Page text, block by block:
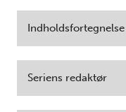
Indholdsfortegnelse
Seriens redaktør